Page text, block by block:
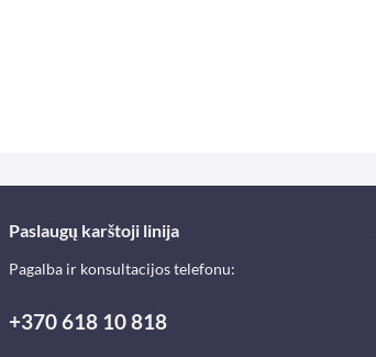
Paslaugų karštoji linija
Pagalba ir konsultacijos telefonu:
+370 618 10 818